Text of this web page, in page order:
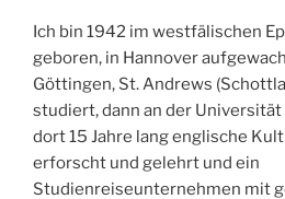
Ich bin 1942 im westfälischen
geboren, in Hannover
Göttingen, St. Andrews
studiert, dann an der
dort 15 Jahre lang englische
erforscht und gelehrt und ein
Studienreiseunternehmen mit